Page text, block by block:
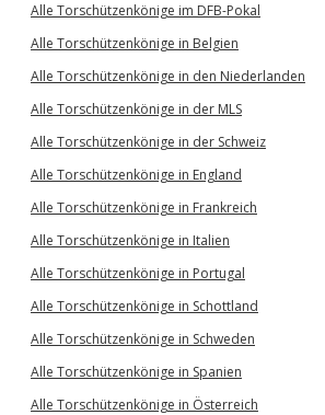
Alle Torschützenkönige im DFB-Pokal
Alle Torschützenkönige in Belgien
Alle Torschützenkönige in den Niederlanden
Alle Torschützenkönige in der MLS
Alle Torschützenkönige in der Schweiz
Alle Torschützenkönige in England
Alle Torschützenkönige in Frankreich
Alle Torschützenkönige in Italien
Alle Torschützenkönige in Portugal
Alle Torschützenkönige in Schottland
Alle Torschützenkönige in Schweden
Alle Torschützenkönige in Spanien
Alle Torschützenkönige in Österreich